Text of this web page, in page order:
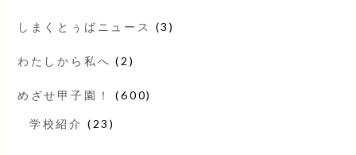
しまくとぅばニュース (3)
わたしから私へ (2)
めざせ甲子園！ (600)
学校紹介 (23)